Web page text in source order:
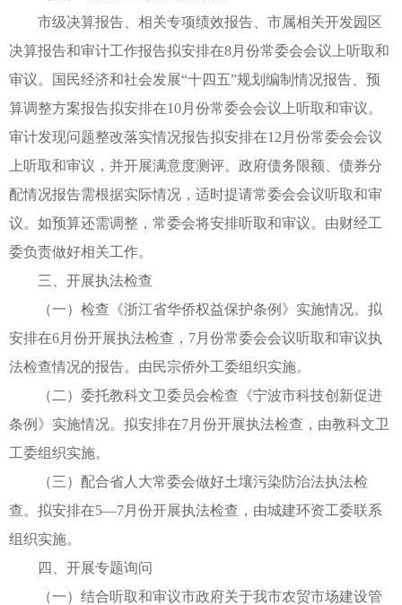
市级决算报告、相关专项绩效报告、市属相关开发园区
决算报告和审计工作报告拟安排在8月份常委会会议上听取和
审议。国民经济和社会发展“十四五”规划编制情况报告、预
算调整方案报告拟安排在10月份常委会会议上听取和审议。
审计发现问题整改落实情况报告拟安排在12月份常委会会议
上听取和审议，并开展满意度测评。政府债务限额、债券分
配情况报告需根据实际情况，适时提请常委会会议听取和审
议。如预算还需调整，常委会将安排听取和审议。由财经工
委负责做好相关工作。
三、开展执法检查
（一）检查《浙江省华侨权益保护条例》实施情况。拟
安排在6月份开展执法检查，7月份常委会会议听取和审议执
法检查情况的报告。由民宗侨外工委组织实施。
（二）委托教科文卫委员会检查《宁波市科技创新促进
条例》实施情况。拟安排在7月份开展执法检查，由教科文卫
工委组织实施。
（三）配合省人大常委会做好土壤污染防治法执法检
查。拟安排在5—7月份开展执法检查，由城建环资工委联系
组织实施。
四、开展专题询问
（一）结合听取和审议市政府关于我市农贸市场建设管